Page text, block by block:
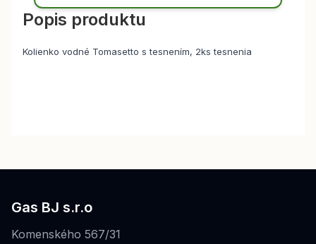
Popis produktu
Kolienko vodné Tomasetto s tesnením, 2ks tesnenia
Gas BJ s.r.o
Komenského 567/31